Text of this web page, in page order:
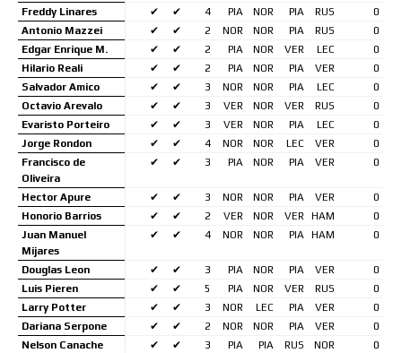
Freddy Linares
✔ ✔ 4 PIA NOR PIA RUS
0
Antonio Mazzei
✔ ✔ 2 NOR NOR PIA RUS
0
Edgar Enrique M.
✔ ✔ 2 PIA NOR VER LEC
0
Hilario Reali
✔ ✔ 2 PIA NOR PIA VER
0
Salvador Amico
✔ ✔ 3 NOR NOR PIA LEC
0
Octavio Arevalo
✔ ✔ 3 VER NOR VER RUS
0
Evaristo Porteiro
✔ ✔ 3 VER NOR PIA LEC
0
Jorge Rondon
✔ ✔ 4 NOR NOR LEC VER
0
Francisco de
Oliveira
✔ ✔ 3 PIA NOR PIA VER 0
Hector Apure ✔ ✔ 3 NOR NOR PIA VER
0
Honorio Barrios
✔ ✔ 2 VER NOR VER HAM
0
Juan Manuel
Mijares
✔ ✔ 4 NOR NOR PIA HAM 0
Douglas Leon ✔ ✔ 3 PIA NOR PIA VER
0
Luis Pieren
✔ ✔ 5 PIA NOR VER RUS
0
Larry Potter
✔ ✔ 3 NOR LEC PIA VER
0
Dariana Serpone
✔ ✔ 2 NOR NOR PIA VER
0
Nelson Canache
✔ ✔ 3 PIA PIA RUS NOR 0